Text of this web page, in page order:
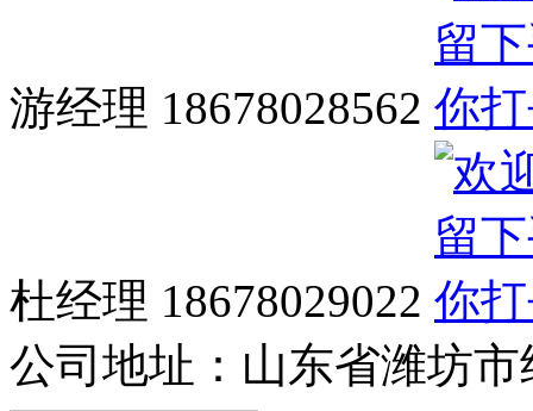
游经理 18678028562
杜经理 18678029022
公司地址： 山东省潍坊